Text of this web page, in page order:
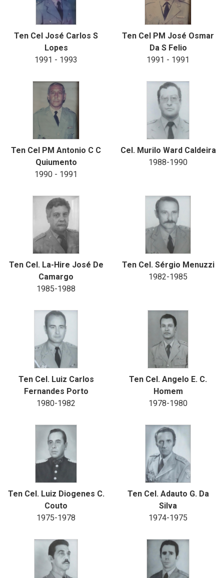
Ten Cel José Carlos S
Lopes
1991 - 1993
Ten Cel PM José Osmar
Da S Felio
1991 - 1991
Ten Cel PM Antonio C C
Quiumento
1990 - 1991
Cel. Murilo Ward Caldeira
1988-1990
Ten Cel. La-Hire José De
Camargo
1985-1988
Ten Cel. Sérgio Menuzzi
1982-1985
Ten Cel. Luiz Carlos
Fernandes Porto
1980-1982
Ten Cel. Angelo E. C.
Homem
1978-1980
Ten Cel. Luiz Diogenes C.
Couto
1975-1978
Ten Cel. Adauto G. Da
Silva
1974-1975